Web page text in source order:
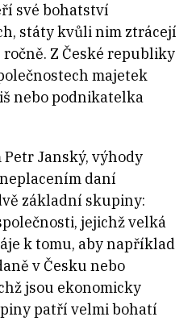
své bohatství
státy kvůli nim ztrácejí
Z České republiky
majetek
nebo podnikatelka
Janský, výhody
neplacením daní
základní skupiny:
jejichž velká
k tomu, aby například
v Česku nebo
jsou ekonomicky
patří velmi bohatí